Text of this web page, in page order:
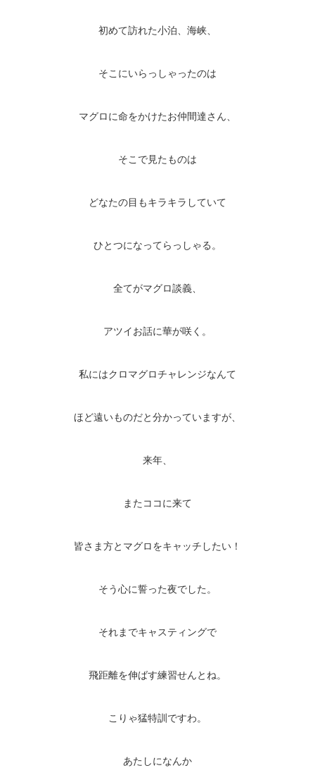
初めて訪れた小泊、海峡、
そこにいらっしゃったのは
マグロに命をかけたお仲間達さん、
そこで見たものは
どなたの目もキラキラしていて
ひとつになってらっしゃる。
全てがマグロ談義、
アツイお話に華が咲く。
私にはクロマグロチャレンジなんて
ほど遠いものだと分かっていますが、
来年、
またココに来て
皆さま方とマグロをキャッチしたい！
そう心に誓った夜でした。
それまでキャスティングで
飛距離を伸ばす練習せんとね。
こりゃ猛特訓ですわ。
あたしになんか